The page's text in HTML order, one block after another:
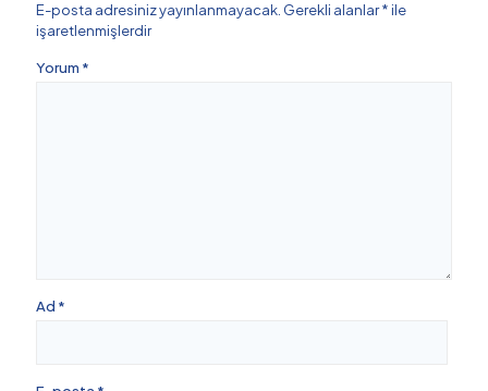
E-posta adresiniz yayınlanmayacak. Gerekli alanlar*ile
işaretlenmişlerdir
Yorum *
Ad *